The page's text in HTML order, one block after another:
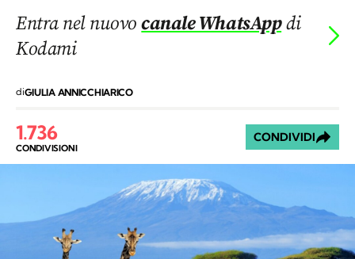
Entra nel nuovocanale WhatsAppdi
Kodami
diGIULIA ANNICCHIARICO
1.736
CONDIVISIONI
CONDIVIDI